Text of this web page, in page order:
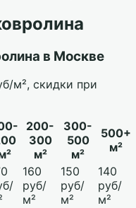
в Москве
м², скидки при
200-
300
м²
300-
500
м²
500+
м²
160
руб/
м²
150
руб/
м²
140
руб/
м²